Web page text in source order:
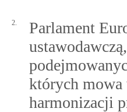
2.
Parlament
których
harmonizacji